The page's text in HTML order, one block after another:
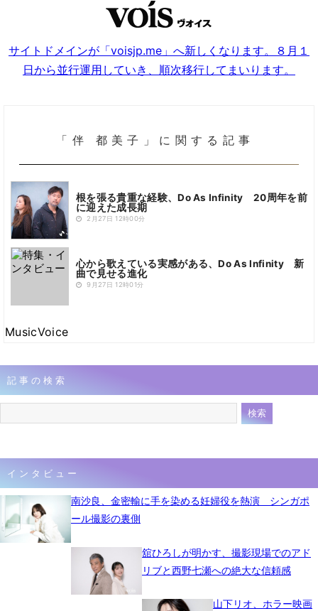
サイトドメインが「voisjp.me」へ新しくなります。８月１
日から並行運用していき、順次移行してまいります。
「伴 都美子」に関する記事
根を張る貴重な経験、Do As Infinity 20周年を前
に迎えた成長期
2月27日 12時00分
心から歌えている実感がある、Do As Infinity 新
曲で見せる進化
9月27日 12時01分
MusicVoice
記事の検索
インタビュー
南沙良、金密輸に手を染める妊婦役を熱演 シンガポ
ール撮影の裏側
舘ひろしが明かす、撮影現場でのアド
リブと西野七瀬への絶大な信頼感
山下リオ、ホラー映画